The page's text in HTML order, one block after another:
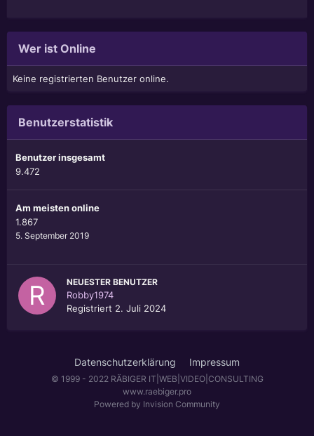
Wer ist Online
Keine registrierten Benutzer online.
Benutzerstatistik
Benutzer insgesamt
9.472
Am meisten online
1.867
5. September 2019
NEUESTER BENUTZER
Robby1974
Registriert 2. Juli 2024
Datenschutzerklärung Impressum
© 1999 - 2022 RÄBIGER IT|WEB|VIDEO|CONSULTING
www.raebiger.pro
Powered by Invision Community